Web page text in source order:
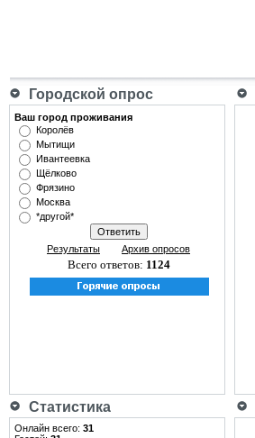
Городской опрос
Ваш город проживания
Королёв
Мытищи
Ивантеевка
Щёлково
Фрязино
Москва
*другой*
Результаты Архив опросов
Всего ответов: 1124
Статистика
Онлайн всего: 31